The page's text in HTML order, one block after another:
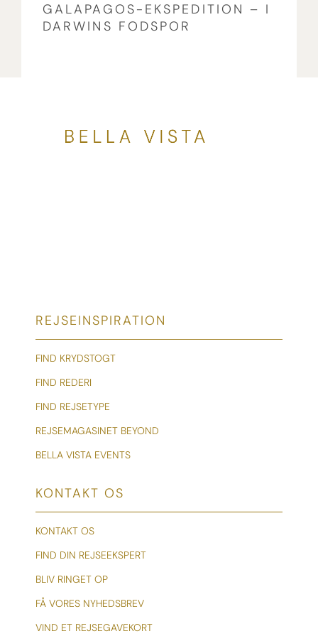
GALAPAGOS-EKSPEDITION – I
DARWINS FODSPOR
REJSEINSPIRATION
FIND KRYDSTOGT
FIND REDERI
FIND REJSETYPE
REJSEMAGASINET BEYOND
BELLA VISTA EVENTS
KONTAKT OS
KONTAKT OS
FIND DIN REJSEEKSPERT
BLIV RINGET OP
FÅ VORES NYHEDSBREV
VIND ET REJSEGAVEKORT